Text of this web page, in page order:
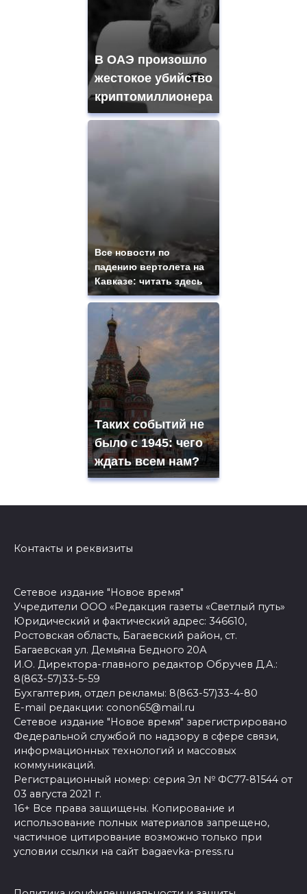
В ОАЭ произошло
жестокое убийство
криптомиллионера
Все новости по
падению вертолета на
Кавказе: читать здесь
Таких событий не
было с 1945: чего
ждать всем нам?
Контакты и реквизиты
Сетевое издание "Новое время"
Учредители ООО «Редакция газеты «Светлый путь»
Юридический и фактический адрес: 346610,
Ростовская область, Багаевский район, ст.
Багаевская ул. Демьяна Бедного 20А
И.О. Директора-главного редактор Обручев Д.А.:
8(863-57)33-5-59
Бухгалтерия, отдел рекламы: 8(863-57)33-4-80
E-mail редакции: conon65@mail.ru
Сетевое издание "Новое время" зарегистрировано
Федеральной службой по надзору в сфере связи,
информационных технологий и массовых
коммуникаций.
Регистрационный номер: серия Эл № ФС77-81544 от
03 августа 2021 г.
16+ Все права защищены. Копирование и
использование полных материалов запрещено,
частичное цитирование возможно только при
условии ссылки на сайт bagaevka-press.ru